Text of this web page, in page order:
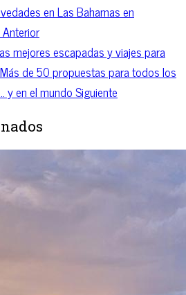
en Las Bahamas en
Anterior
mejores escapadas y viajes para
de 50 propuestas para todos los
y en el mundoSiguiente